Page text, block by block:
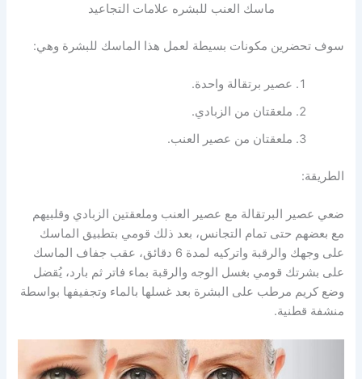
ماسك العنب للبشره علامات التجاعيد
سوف تحضرين مكونات بسيطة لعمل هذا الماسك للبشرة وهي:
عصير برتقالة واحدة.
ملعقتان من الزبادي.
ملعقتان من عصير العنب.
الطريقة:
ضعي عصير البرتقالة مع عصير العنب وملعقتين الزبادي وقلبيهم
مع بعضهم حتى تمام التجانس، بعد ذلك قومي بتطبيق الماسك
على وجهك والرقبة واتركيه لمدة 6 دقائق، عقب جفاف الماسك
على بشرتك قومي بغسل الوجه والرقبة بماء فاتر ثم بارد، يُقضل
وضع كريم مرطب على البشرة بعد غسلها بالماء وتجفيفها بواسطة
منشفة قطنية.